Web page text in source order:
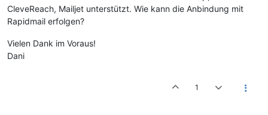
CleveReach, Mailjet unterstützt. Wie kann die Anbindung mit
Rapidmail erfolgen?
Vielen Dank im Voraus!
Dani
1